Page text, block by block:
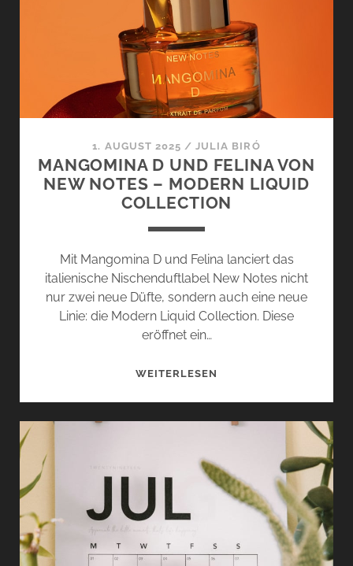
–
DIESEM
SAFRAN
WOHNT
EIN
ZAUBER
INNE
1. AUGUST 2025 /JULIA BIRÓ
MANGOMINA D UND FELINA VON
NEW NOTES – MODERN LIQUID
COLLECTION
Mit Mangomina D und Felina lanciert das
italienische Nischenduftlabel New Notes nicht
nur zwei neue Düfte, sondern auch eine neue
Linie: die Modern Liquid Collection. Diese
eröffnet ein…
WEITERLESEN
FELINA
NEW
NOTES
MODERN
LIQUID
COLLECTION